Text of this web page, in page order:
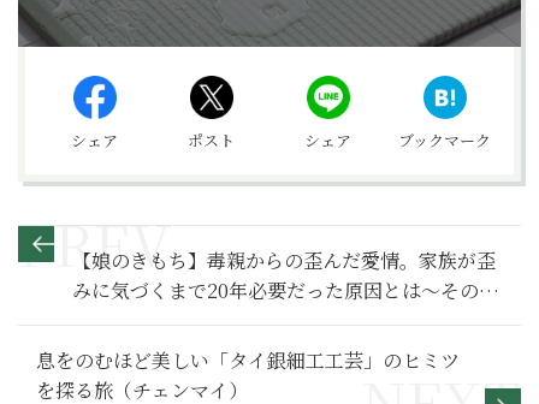
シェア ポスト シェア ブックマーク
【娘のきもち】毒親からの歪んだ愛情。家族が歪
みに気づくまで20年必要だった原因とは～その２
～
息をのむほど美しい「タイ銀細工工芸」のヒミツ
を探る旅（チェンマイ）